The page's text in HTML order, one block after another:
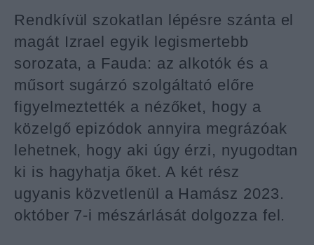
Rendkívül szokatlan lépésre szánta el
magát Izrael egyik legismertebb
sorozata, a Fauda: az alkotók és a
műsort sugárzó szolgáltató előre
figyelmeztették a nézőket, hogy a
közelgő epizódok annyira megrázóak
lehetnek, hogy aki úgy érzi, nyugodtan
ki is hagyhatja őket. A két rész
ugyanis közvetlenül a Hamász 2023.
október 7-i mészárlását dolgozza fel.